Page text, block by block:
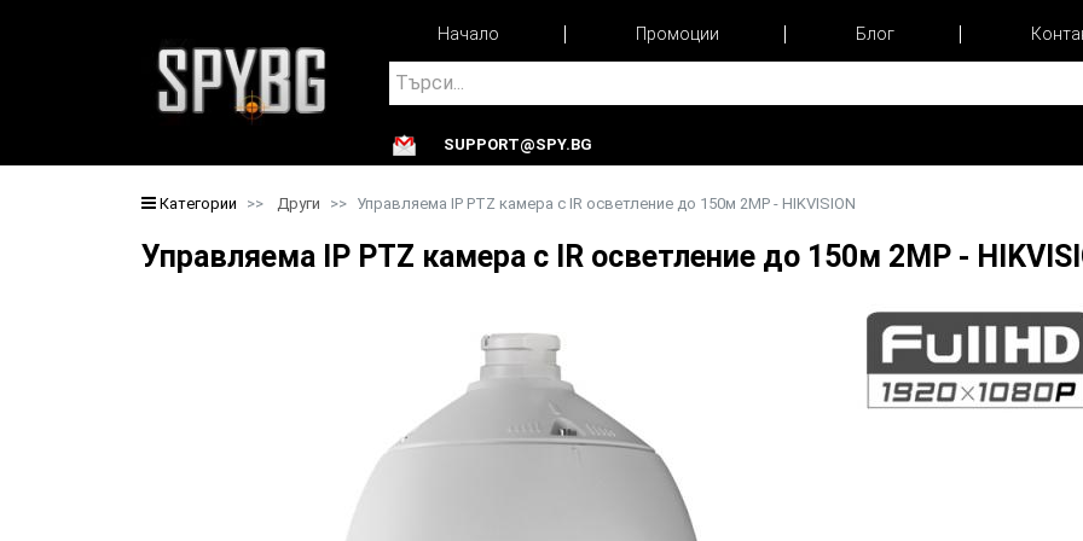
Начало Промоции Блог
Search
SUPPORT@SPY.BG
Категории Други Управляема IP PTZ камера с IR осветление до 150м 2MP - HIKVISION
Управляема IP PTZ камера с IR осветление до 150м 2MP -